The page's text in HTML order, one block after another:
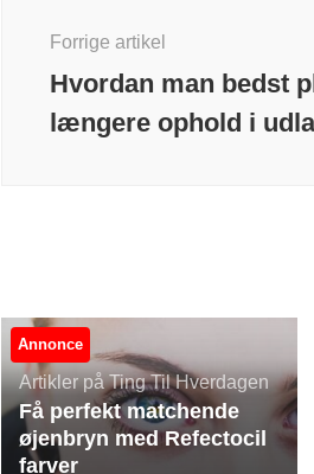
Forrige artikel
Hvordan man bedst
længere ophold i
Annonce
Artikler på Ting Til Hverdagen
Få perfekt matchende
øjenbryn med Refectocil
farver